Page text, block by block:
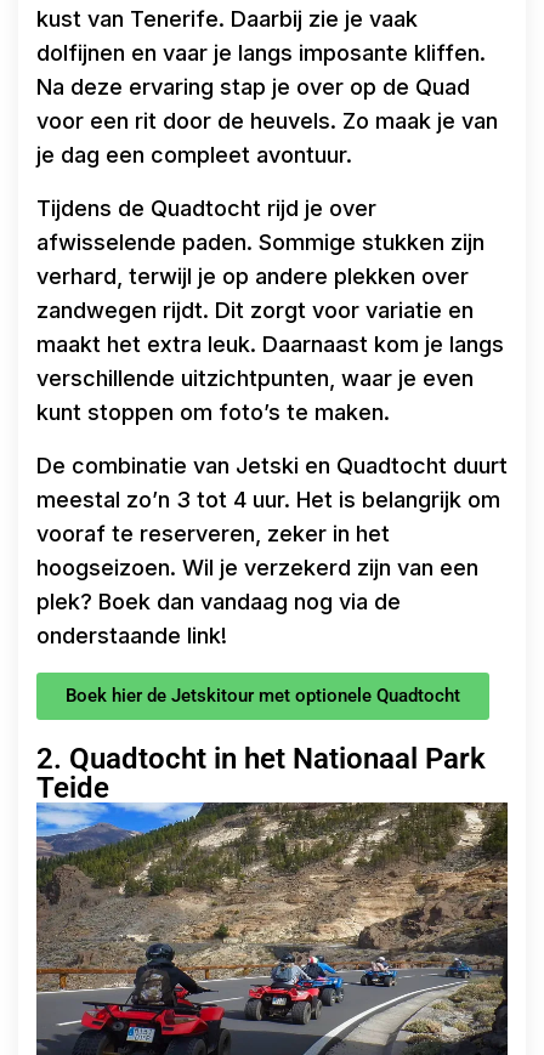
kust van Tenerife. Daarbij zie je vaak
dolfijnen en vaar je langs imposante kliffen.
Na deze ervaring stap je over op de Quad
voor een rit door de heuvels. Zo maak je van
je dag een compleet avontuur.
Tijdens de Quadtocht rijd je over
afwisselende paden. Sommige stukken zijn
verhard, terwijl je op andere plekken over
zandwegen rijdt. Dit zorgt voor variatie en
maakt het extra leuk. Daarnaast kom je langs
verschillende uitzichtpunten, waar je even
kunt stoppen om foto’s te maken.
De combinatie van Jetski en Quadtocht duurt
meestal zo’n 3 tot 4 uur. Het is belangrijk om
vooraf te reserveren, zeker in het
hoogseizoen. Wil je verzekerd zijn van een
plek? Boek dan vandaag nog via de
onderstaande link!
Boek hier de Jetskitour met optionele Quadtocht
2. Quadtocht in het Nationaal Park
Teide